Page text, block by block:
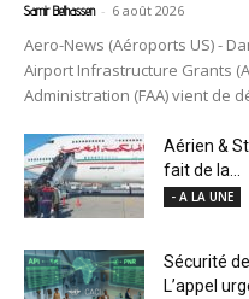
Samir Belhassen - 6 août 2026
Aero-News (Aéroports US) -
Airport Infrastructure Grants
Administration (FAA) vient de
Aérien &
fait de la...
- A LA UNE
Sécurité
L’appel